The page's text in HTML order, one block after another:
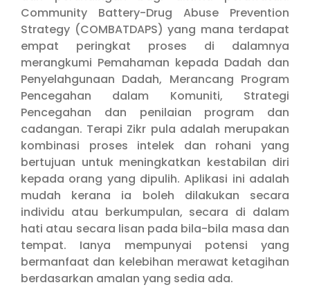
Community Battery-Drug Abuse Prevention
Strategy (COMBATDAPS) yang mana terdapat
empat peringkat proses di dalamnya
merangkumi Pemahaman kepada Dadah dan
Penyelahgunaan Dadah, Merancang Program
Pencegahan dalam Komuniti, Strategi
Pencegahan dan penilaian program dan
cadangan. Terapi Zikr pula adalah merupakan
kombinasi proses intelek dan rohani yang
bertujuan untuk meningkatkan kestabilan diri
kepada orang yang dipulih. Aplikasi ini adalah
mudah kerana ia boleh dilakukan secara
individu atau berkumpulan, secara di dalam
hati atau secara lisan pada bila-bila masa dan
tempat. Ianya mempunyai potensi yang
bermanfaat dan kelebihan merawat ketagihan
berdasarkan amalan yang sedia ada.